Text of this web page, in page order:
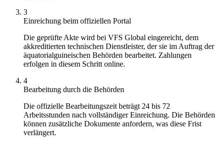
3
Einreichung beim offiziellen Portal
Die geprüfte Akte wird bei VFS Global eingereicht, dem
akkreditierten technischen Dienstleister, der sie im Auftrag der
äquatorialguineischen Behörden bearbeitet. Zahlungen
erfolgen in diesem Schritt online.
4
Bearbeitung durch die Behörden
Die offizielle Bearbeitungszeit beträgt 24 bis 72
Arbeitsstunden nach vollständiger Einreichung. Die Behörden
können zusätzliche Dokumente anfordern, was diese Frist
verlängert.